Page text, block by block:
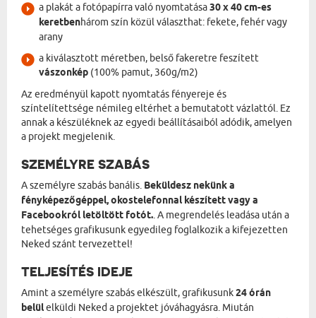
a plakát a fotópapírra való nyomtatása30 x 40 cm-es
keretbenhárom szín közül választhat: fekete, fehér vagy
arany
a kiválasztott méretben, belső fakeretre feszített
vászonkép (100% pamut, 360g/m2)
Az eredményül kapott nyomtatás fényereje és
színtelítettsége némileg eltérhet a bemutatott vázlattól. Ez
annak a készüléknek az egyedi beállításaiból adódik, amelyen
a projekt megjelenik.
SZEMÉLYRE SZABÁS
A személyre szabás banális. Beküldesz nekünk a
fényképezőgéppel, okostelefonnal készített vagy a
Facebookról letöltött fotót.. A megrendelés leadása után a
tehetséges grafikusunk egyedileg foglalkozik a kifejezetten
Neked szánt tervezettel!
TELJESÍTÉS IDEJE
Amint a személyre szabás elkészült, grafikusunk24 órán
belülelküldi Neked a projektet jóváhagyásra. Miután